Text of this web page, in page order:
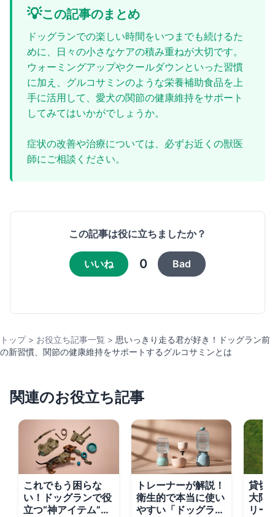
💡この記事のまとめ
ドッグランでの楽しい時間をいつまでも続けるた
めに、日々の小さなケアの積み重ねが大切です。
ウォーミングアップやクールダウンといった習慣
に加え、グルコサミンのような栄養補助食品を上
手に活用して、愛犬の関節の健康維持をサポート
してみてはいかがでしょうか。
症状の改善や治療については、必ずお近くの獣医
師にご相談ください。
この記事は役に立ちましたか？
いいね 0 Bad
トップ > お役立ち記事一覧 > 思いっきり走る君が好き！ドッグラン前
の新習慣、関節の健康維持をサポートするグルコサミンとは
関連のお役立ち記事
これでもう困らな
い！ドッグランで役
立つ“神アイテム”と
トレーナーが解説！
衛生的で本当に使い
やすい「ドッグラン
貸切
大限
リー